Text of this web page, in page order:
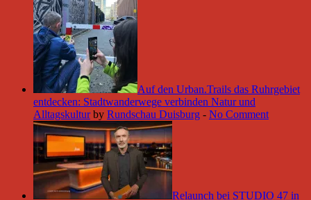
Auf den Urban.Trails das Ruhrgebiet
entdecken: Stadtwanderwege verbinden Natur und
Alltagskultur by Rundschau Duisburg - No Comment
Relaunch bei STUDIO 47 in